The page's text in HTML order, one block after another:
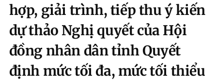
hợp, giải trình, tiếp thu ý kiến
dự thảo Nghị quyết của Hội
đồng nhân dân tỉnh Quyết
định mức tối đa, mức tối thiểu